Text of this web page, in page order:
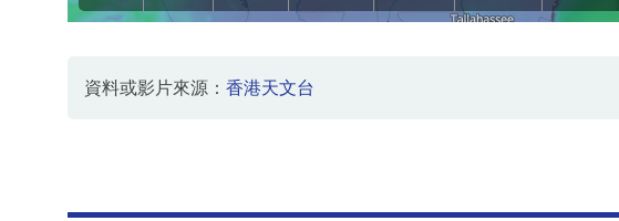
資料或影片來源： 香港天文台